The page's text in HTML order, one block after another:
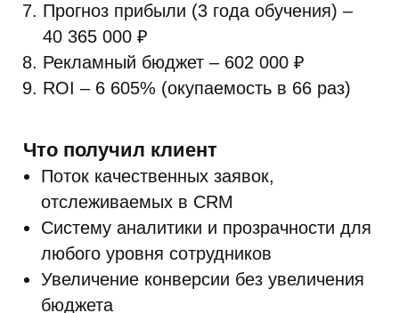
Прогноз прибыли (3 года обучения) –
40 365 000 ₽
Рекламный бюджет – 602 000 ₽
ROI – 6 605% (окупаемость в 66 раз)
Что получил клиент
Поток качественных заявок,
отслеживаемых в CRM
Систему аналитики и прозрачности для
любого уровня сотрудников
Увеличение конверсии без увеличения
бюджета